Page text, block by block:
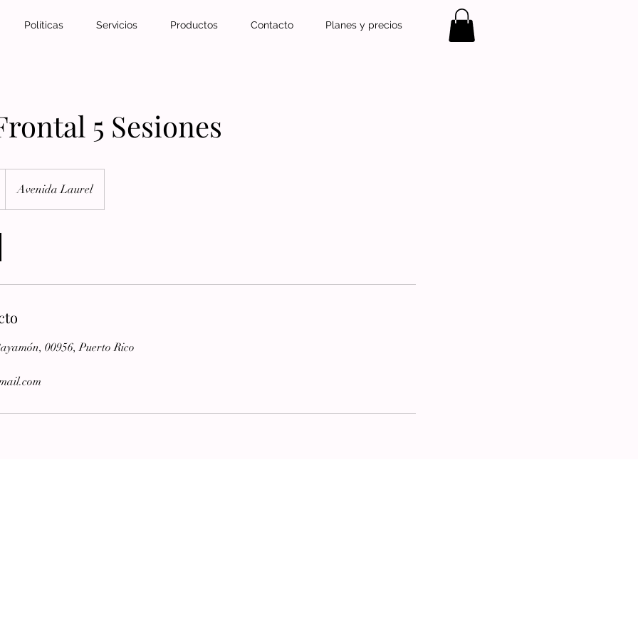
Políticas Servicios Productos Contacto Planes y precios
5 Sesiones
Avenida Laurel
00956, Puerto Rico